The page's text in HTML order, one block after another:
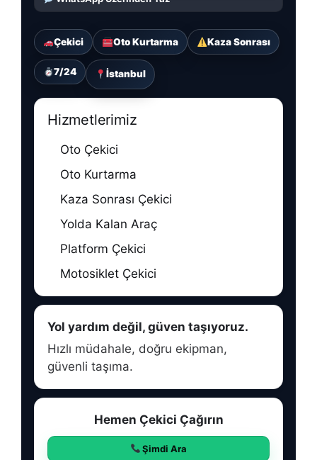
Çekici Oto Kurtarma Kaza Sonrası
7/24 İstanbul
Hizmetlerimiz
Oto Çekici
Oto Kurtarma
Kaza Sonrası Çekici
Yolda Kalan Araç
Platform Çekici
Motosiklet Çekici
Yol yardım değil, güven taşıyoruz.
Hızlı müdahale, doğru ekipman,
güvenli taşıma.
Hemen Çekici Çağırın
Şimdi Ara